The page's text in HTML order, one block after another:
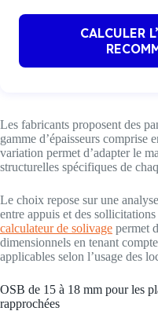
CALCULER
Les fabricants proposent des
gamme d’épaisseurs comprise
variation permet d’adapter le
structurelles spécifiques de
Le choix repose sur une
entre appuis et des
calculateur de solivage permet
dimensionnels en tenant
applicables selon l’usage des
OSB de 15 à 18 mm pour les
rapprochées